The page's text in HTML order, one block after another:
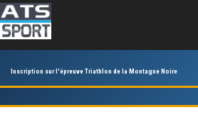
Inscription sur l'épreuve Triathlon de la Montagne Noire